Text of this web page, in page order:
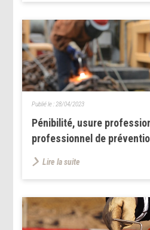
Pénibilité, usure
professionnel de
Publié le : 28/04/2023
Lire la suite